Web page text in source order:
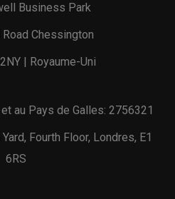
Business Park
Road Chessington
| Royaume-Uni
au Pays de Galles: 2756321
Fourth Floor, Londres, E1
6RS